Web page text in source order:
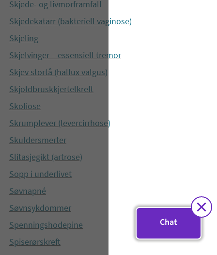
Skjede- og livmorframfall
Skjedekatarr (bakteriell vaginose)
Skjeling
Skjelvinger – essensiell tremor
Skjev stortå (hallux valgus)
Skjoldbruskkjertelkreft
Skoliose
Skrumplever (levercirrhose)
Skuldersmerter
Slitasjegikt (artrose)
Sopp i underlivet
Søvnapné
Søvnsykdommer
Spenningshodepine
Spiserørskreft
Chat